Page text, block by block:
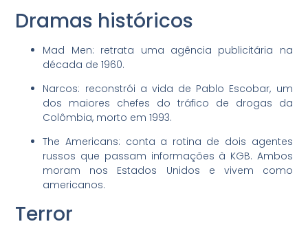
Dramas históricos
Mad Men: retrata uma agência publicitária na
década de 1960.
Narcos: reconstrói a vida de Pablo Escobar, um
dos maiores chefes do tráfico de drogas da
Colômbia, morto em 1993.
The Americans: conta a rotina de dois agentes
russos que passam informações à KGB. Ambos
moram nos Estados Unidos e vivem como
americanos.
Terror